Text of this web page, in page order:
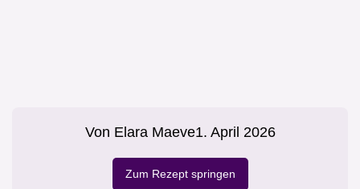
Von Elara Maeve1. April 2026
Zum Rezept springen